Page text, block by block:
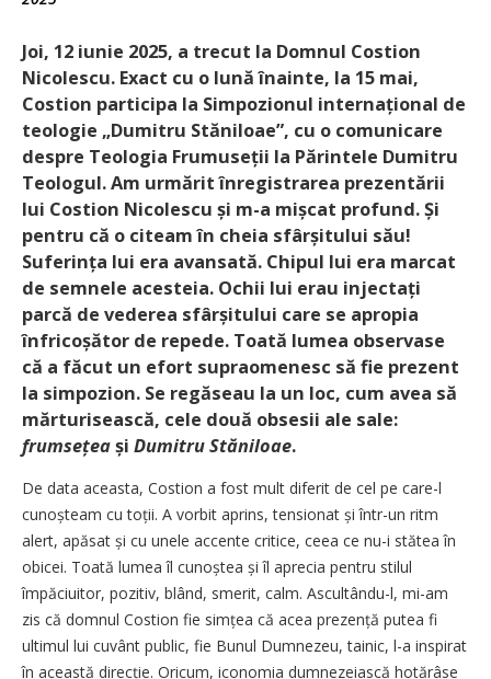
Joi, 12 iunie 2025, a trecut la Domnul Costion
Nicolescu. Exact cu o lună înainte, la 15 mai,
Costion par­ticipa la Simpozionul interna­țional de
teologie „Dumitru Stăniloae”, cu o comunicare
despre Teologia Frumuseții la Părintele Dumitru
Teologul. Am urmărit înregistrarea prezentării
lui Costion Nicolescu și m-a mișcat profund. Și
pentru că o citeam în cheia sfârșitului său!
Suferința lui era avansată. Chipul lui era marcat
de semnele acesteia. Ochii lui erau injectați
parcă de vederea sfâr­șitului care se apropia
înfrico­șător de repede. Toată lumea observase
că a făcut un efort supraomenesc să fie prezent
la simpozion. Se regăseau la un loc, cum avea să
mărturisească, cele două obsesii ale sale:
frumsețeași Dumitru Stăniloae.
De data aceasta, Costion a fost mult diferit de cel pe care-l
cunoșteam cu toții. A vorbit aprins, tensionat și într-un ritm
alert, apăsat și cu unele accente critice, ceea ce nu-i stătea în
obicei. Toată lumea îl cu­noș­tea și îl aprecia pentru stilul
împăciuitor, pozitiv, blând, smerit, calm. Ascultându-l, mi-am
zis că domnul Costion fie simțea că acea prezență putea fi
ultimul lui cuvânt public, fie Bunul Dumnezeu, tainic, l-a inspirat
în această direc­ție. Oricum, iconomia dumnezeiască hotărâse